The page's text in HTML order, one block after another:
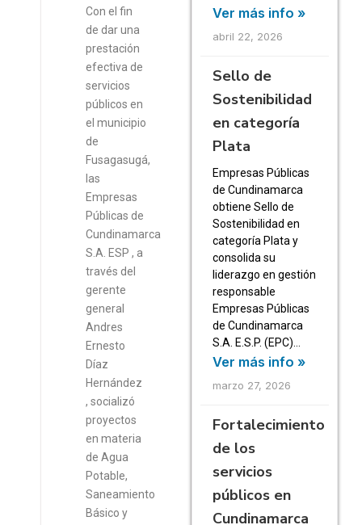
Con el fin
de dar una
prestación
efectiva de
servicios
públicos en
el municipio
de
Fusagasugá,
las
Empresas
Públicas de
Cundinamarca
S.A. ESP , a
través del
gerente
general
Andres
Ernesto
Díaz
Hernández
, socializó
proyectos
en materia
de Agua
Potable,
Saneamiento
Básico y
Ver más info »
abril 22, 2026
Sello de
Sostenibilidad
en categoría
Plata
Empresas Públicas
de Cundinamarca
obtiene Sello de
Sostenibilidad en
categoría Plata y
consolida su
liderazgo en gestión
responsable
Empresas Públicas
de Cundinamarca
S.A. E.S.P. (EPC)…
Ver más info »
marzo 27, 2026
Fortalecimiento
de los
servicios
públicos en
Cundinamarca